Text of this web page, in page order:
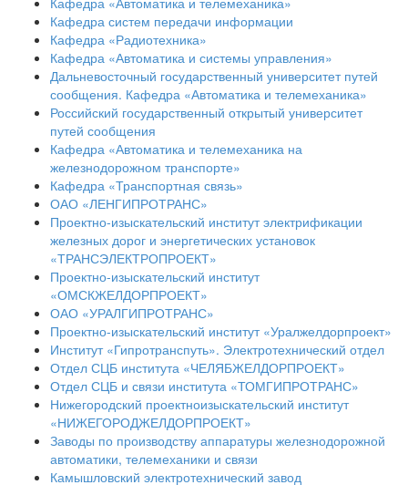
Кафедра систем передачи информации
Кафедра «Радиотехника»
Кафедра «Автоматика и системы управления»
Дальневосточный государственный университет путей
сообщения. Кафедра «Автоматика и телемеханика»
Российский государственный открытый университет
путей сообщения
Кафедра «Автоматика и телемеханика на
железнодорожном транспорте»
Кафедра «Транспортная связь»
ОАО «ЛЕНГИПРОТРАНС»
Проектно-изыскательский институт электрификации
железных дорог и энергетических установок
«ТРАНСЭЛЕКТРОПРОЕКТ»
Проектно-изыскательский институт
«ОМСКЖЕЛДОРПРОЕКТ»
ОАО «УРАЛГИПРОТРАНС»
Проектно-изыскательский институт «Уралжелдорпроект»
Институт «Гипротранспуть». Электротехнический отдел
Отдел СЦБ института «ЧЕЛЯБЖЕЛДОРПРОЕКТ»
Отдел СЦБ и связи института «ТОМГИПРОТРАНС»
Нижегородский проектноизыскательский институт
«НИЖЕГОРОДЖЕЛДОРПРОЕКТ»
Заводы по производству аппаратуры железнодорожной
автоматики, телемеханики и связи
Камышловский электротехнический завод